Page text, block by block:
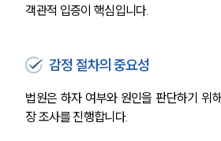
객관적 입증이 핵심입니다.
감정 절차의 중요성
법원은 하자 여부와 원인을 판단하기 위
장 조사를 진행합니다.